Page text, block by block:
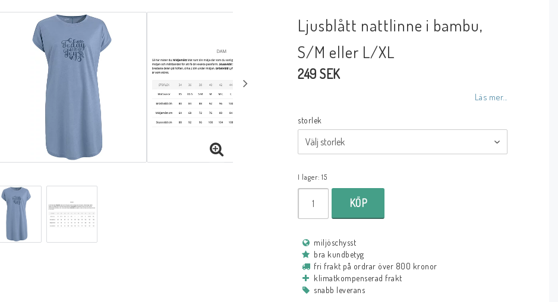
Ljusblått nattlinne i bambu,
S/M eller L/XL
249 SEK
Läs mer...
storlek
I lager: 15
KÖP
miljöschysst
bra kundbetyg
fri frakt på ordrar över 800 kronor
klimatkompenserad frakt
snabb leverans